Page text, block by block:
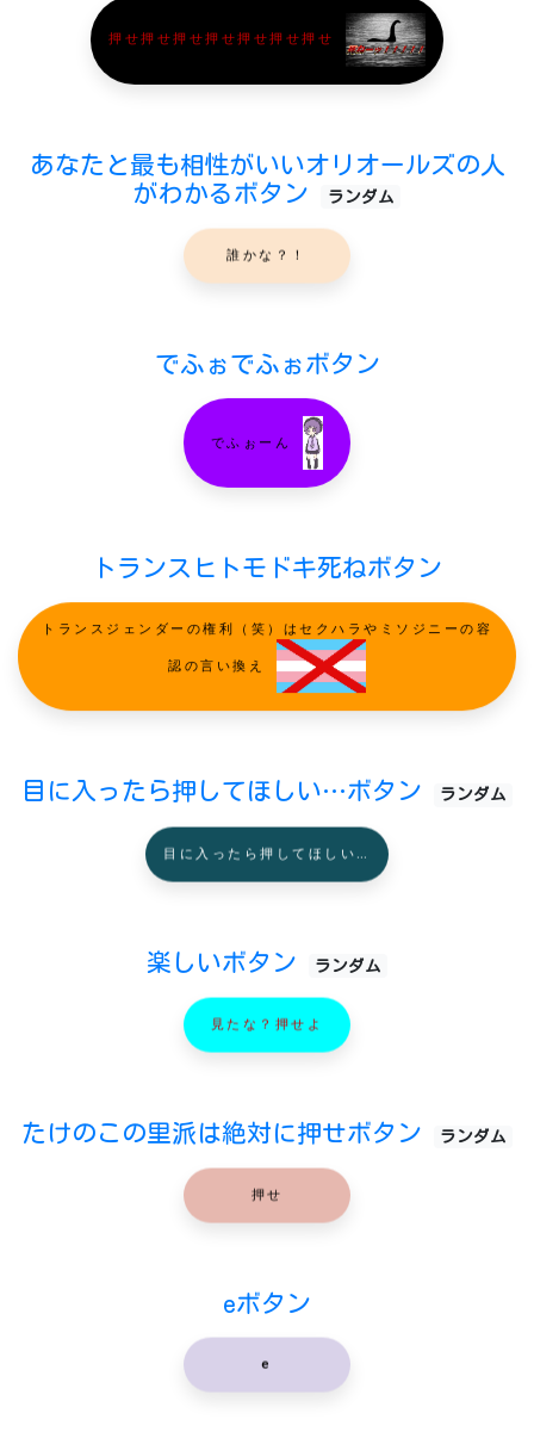
押せ押せ押せ押せ押せ押せ押せ
あなたと最も相性がいいオリオールズの人
がわかるボタン
ランダム
誰かな？！
でふぉでふぉボタン
でふぉーん
トランスヒトモドキ死ねボタン
トランスジェンダーの権利（笑）はセクハラやミソジニーの容
認の言い換え
目に入ったら押してほしい…ボタン ランダム
目に入ったら押してほしい…
楽しいボタン ランダム
見たな？押せよ
たけのこの里派は絶対に押せボタン ランダム
押せ
eボタン
e